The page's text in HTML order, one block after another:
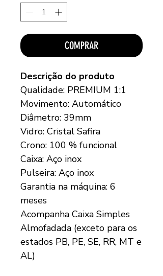
COMPRAR
Descrição do produto
Qualidade: PREMIUM 1:1
Movimento: Automático
Diâmetro: 39mm
Vidro: Cristal Safira
Crono: 100 % funcional
Caixa: Aço inox
Pulseira: Aço inox
Garantia na máquina: 6
meses
Acompanha Caixa Simples
Almofadada (exceto para os
estados PB, PE, SE, RR, MT e
AL)